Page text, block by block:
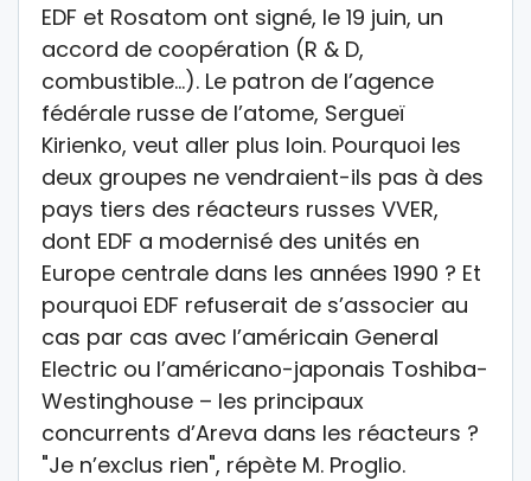
EDF et Rosatom ont signé, le 19 juin, un
accord de coopération (R & D,
combustible…). Le patron de l’agence
fédérale russe de l’atome, Sergueï
Kirienko, veut aller plus loin. Pourquoi les
deux groupes ne vendraient-ils pas à des
pays tiers des réacteurs russes VVER,
dont EDF a modernisé des unités en
Europe centrale dans les années 1990 ? Et
pourquoi EDF refuserait de s’associer au
cas par cas avec l’américain General
Electric ou l’américano-japonais Toshiba-
Westinghouse – les principaux
concurrents d’Areva dans les réacteurs ?
"Je n’exclus rien", répète M. Proglio.